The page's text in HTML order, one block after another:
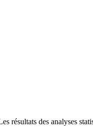
résultats des analyses